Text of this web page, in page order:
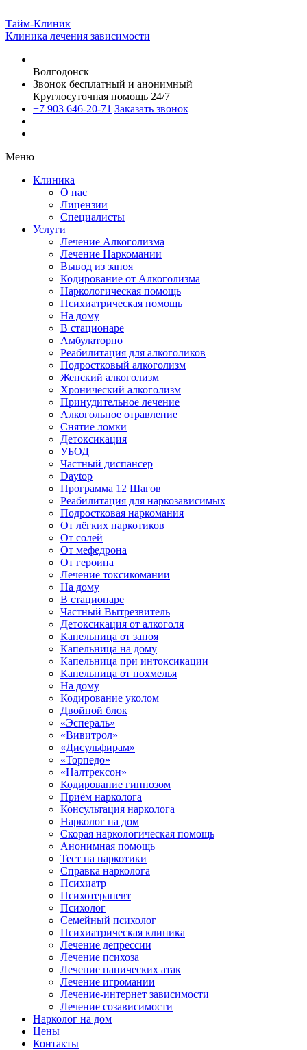
Тайм-Клиник
Клиника лечения зависимости
Волгодонск
Звонок бесплатный и анонимный
Круглосуточная помощь 24/7
+7 903 646-20-71 Заказать звонок
Меню
Клиника
О нас
Лицензии
Специалисты
Услуги
Лечение Алкоголизма
Лечение Наркомании
Вывод из запоя
Кодирование от Алкоголизма
Наркологическая помощь
Психиатрическая помощь
На дому
В стационаре
Амбулаторно
Реабилитация для алкоголиков
Подростковый алкоголизм
Женский алкоголизм
Хронический алкоголизм
Принудительное лечение
Алкогольное отравление
Снятие ломки
Детоксикация
УБОД
Частный диспансер
Daytop
Программа 12 Шагов
Реабилитация для наркозависимых
Подростковая наркомания
От лёгких наркотиков
От солей
От мефедрона
От героина
Лечение токсикомании
На дому
В стационаре
Частный Вытрезвитель
Детоксикация от алкоголя
Капельница от запоя
Капельница на дому
Капельница при интоксикации
Капельница от похмелья
На дому
Кодирование уколом
Двойной блок
«Эспераль»
«Вивитрол»
«Дисульфирам»
«Торпедо»
«Налтрексон»
Кодирование гипнозом
Приём нарколога
Консультация нарколога
Нарколог на дом
Скорая наркологическая помощь
Анонимная помощь
Тест на наркотики
Справка нарколога
Психиатр
Психотерапевт
Психолог
Семейный психолог
Психиатрическая клиника
Лечение депрессии
Лечение психоза
Лечение панических атак
Лечение игромании
Лечение-интернет зависимости
Лечение созависимости
Нарколог на дом
Цены
Контакты